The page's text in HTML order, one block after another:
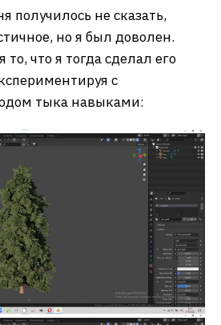
получилось не сказать,
но я был доволен.
что я тогда сделал его
с
тыка навыками: